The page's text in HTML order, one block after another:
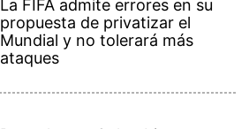
La FIFA admite errores en su
propuesta de privatizar el
Mundial y no tolerará más
ataques